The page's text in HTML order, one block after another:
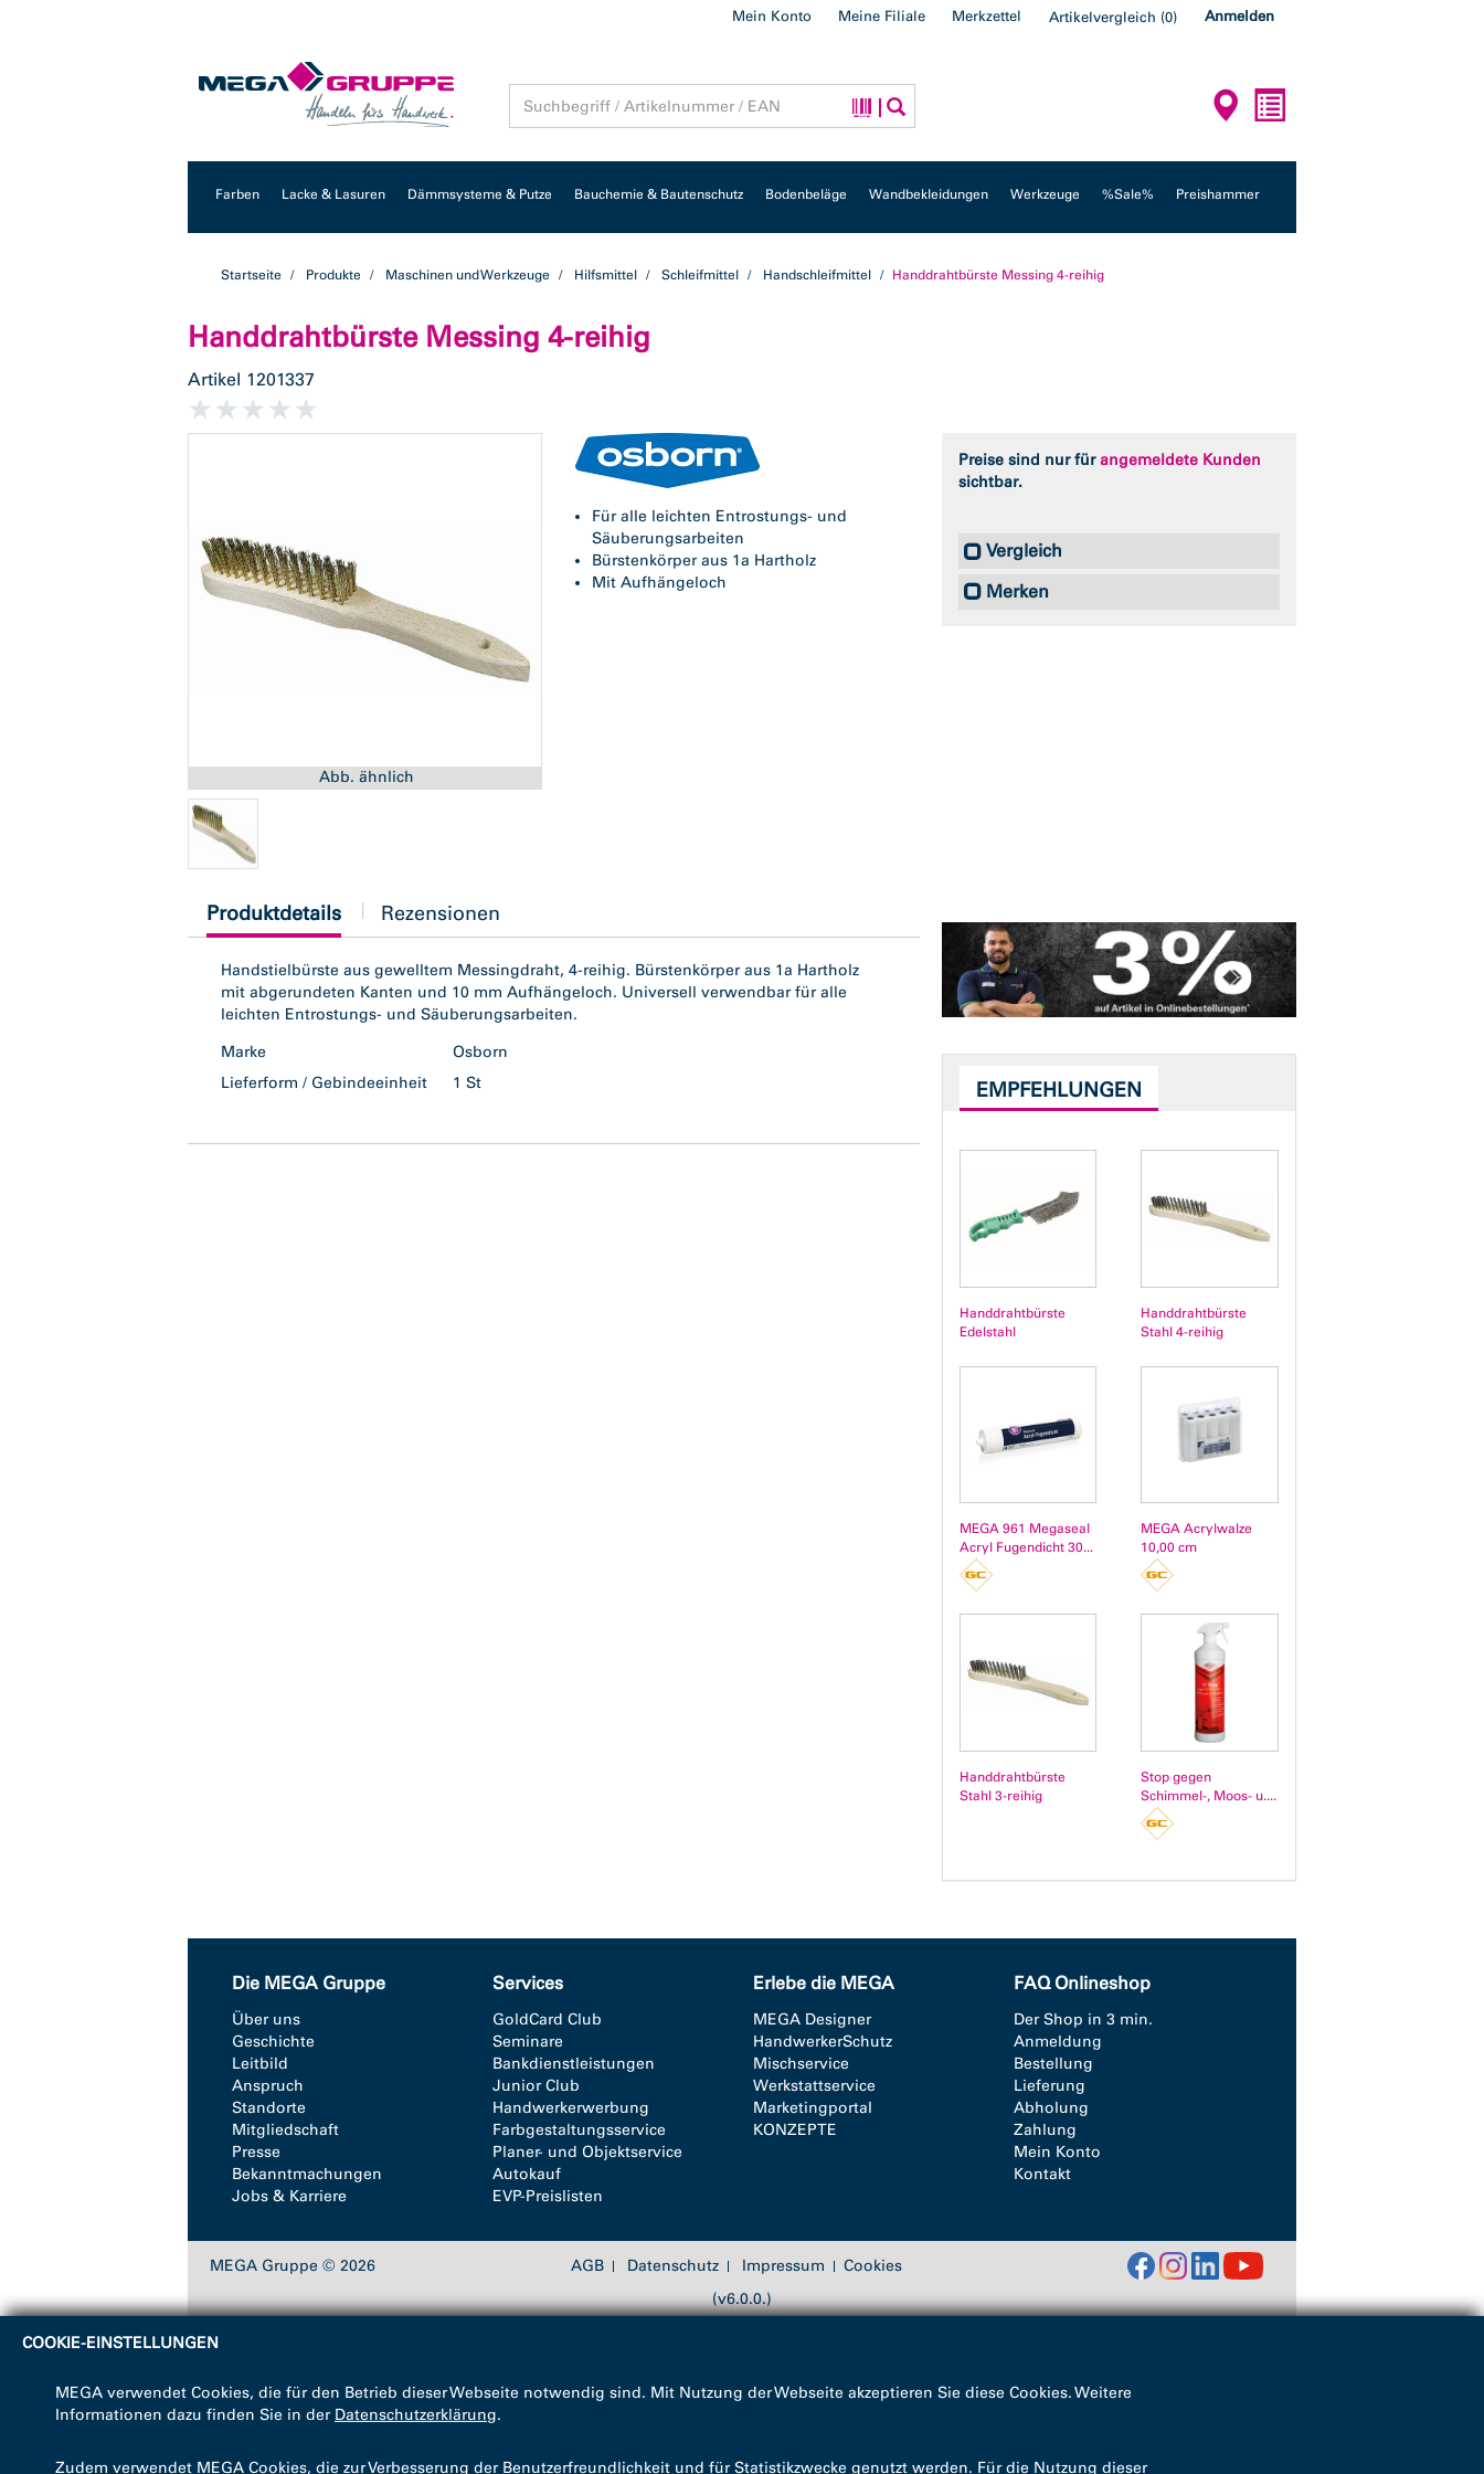
Mein Konto Meine Filiale Merkzettel Artikelvergleich (0) Anmelden
Farben Lacke & Lasuren Dämmsysteme & Putze Bauchemie & Bautenschutz Bodenbeläge Wandbekleidungen Werkzeuge %Sale% Preishammer
Startseite Produkte Maschinen und Werkzeuge Hilfsmittel Schleifmittel Handschleifmittel Handdrahtbürste Messing 4-reihig
Handdrahtbürste Messing 4-reihig
Artikel 1201337
Abb. ähnlich
Für alle leichten Entrostungs- und
Säuberungsarbeiten
Bürstenkörper aus 1a Hartholz
Mit Aufhängeloch
Preise sind nur fürangemeldete Kunden
sichtbar.
Vergleich
Merken
current
tab:
Produktdetails Rezensionen
Handstielbürste aus gewelltem Messingdraht, 4-reihig. Bürstenkörper aus 1a Hartholz
mit abgerundeten Kanten und 10 mm Aufhängeloch. Universell verwendbar für alle
leichten Entrostungs- und Säuberungsarbeiten.
Marke
Osborn
Lieferform / Gebindeeinheit
1 St EMPFEHLUNGEN
Handdrahtbürste
Edelstahl
Handdrahtbürste
Stahl 4-reihig
MEGA 961 Megaseal
Acryl Fugendicht 30...
MEGA Acrylwalze
10,00 cm
Handdrahtbürste
Stahl 3-reihig
Stop gegen
Schimmel-, Moos- u....
Die MEGA Gruppe
Über uns
Geschichte
Leitbild
Anspruch
Standorte
Mitgliedschaft
Presse
Bekanntmachungen
Jobs & Karriere
Services
GoldCard Club
Seminare
Bankdienstleistungen
Junior Club
Handwerkerwerbung
Farbgestaltungsservice
Planer- und Objektservice
Autokauf
EVP-Preislisten
Erlebe die MEGA
MEGA Designer
HandwerkerSchutz
Mischservice
Werkstattservice
Marketingportal
KONZEPTE
FAQ Onlineshop
Der Shop in 3 min.
Anmeldung
Bestellung
Lieferung
Abholung
Zahlung
Mein Konto
Kontakt
MEGA Gruppe © 2026 AGB Datenschutz Impressum
Cookies
(v6.0.0.)
COOKIE-EINSTELLUNGEN
MEGA verwendet Cookies, die für den Betrieb dieser Webseite notwendig sind. Mit Nutzung der Webseite akzeptieren Sie diese Cookies. Weitere
Informationen dazu finden Sie in der Datenschutzerklärung.
Zudem verwendet MEGA Cookies, die zur Verbesserung der Benutzerfreundlichkeit und für Statistikzwecke genutzt werden. Für die Nutzung dieser